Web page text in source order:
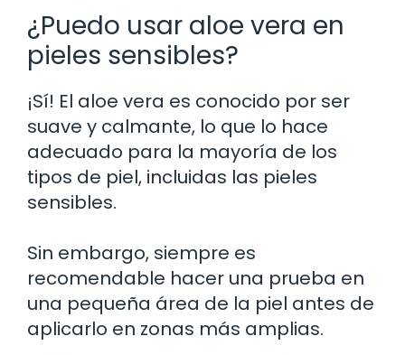
¿Puedo usar aloe vera en
pieles sensibles?
¡Sí! El aloe vera es conocido por ser
suave y calmante, lo que lo hace
adecuado para la mayoría de los
tipos de piel, incluidas las pieles
sensibles.
Sin embargo, siempre es
recomendable hacer una prueba en
una pequeña área de la piel antes de
aplicarlo en zonas más amplias.